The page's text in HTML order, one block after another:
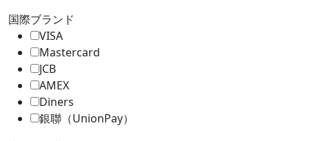
国際ブランド
VISA
Mastercard
JCB
AMEX
Diners
銀聯（UnionPay）